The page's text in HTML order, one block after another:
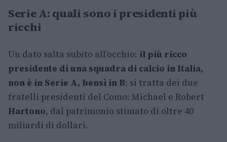
Serie A: quali sono i presidenti più
ricchi
Un dato salta subito all’occhio: il più ricco
presidente di una squadra di calcio in Italia,
non è in Serie A, bensì in B: si tratta dei due
fratelli presidenti del Como: Michael e Robert
Hartono, dal patrimonio stimato di oltre 40
miliardi di dollari.